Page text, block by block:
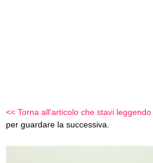
<< Torna all'articolo che stavi leggendo
per guardare la successiva.